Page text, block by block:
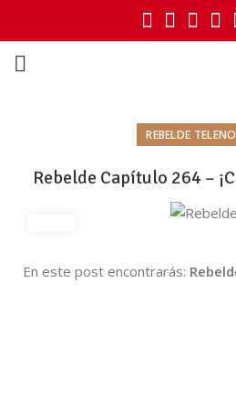
REBELDE
Rebelde Capítulo 264 –
En este post encontrarás: